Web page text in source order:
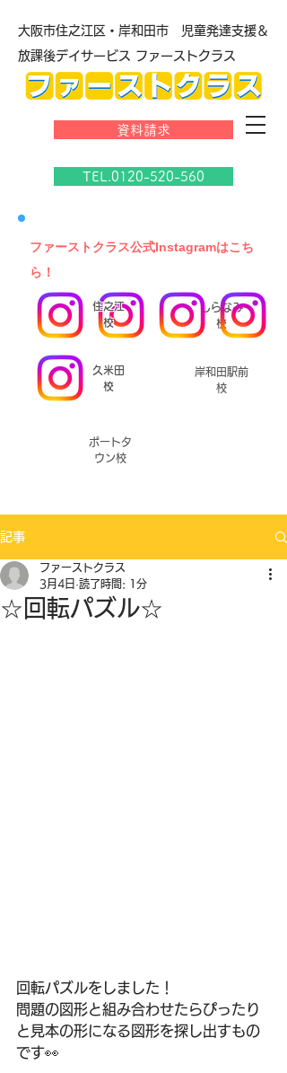
大阪市住之江区・岸和田市 児童発達支援＆
放課後デイサービス ファーストクラス
資料請求
TEL.0120-520-560
​ファーストクラス公式Instagramはこち
ら！
しらなみ
校
久米田
校
岸和田駅前
校
ポートタ
ウン校
住之江
校
記事
☆回転パズル☆
ファーストクラス
3月4日 読了時間: 1分
回転パズルをしました！
問題の図形と組み合わせたらぴったり
と見本の形になる図形を探し出すもの
です👀